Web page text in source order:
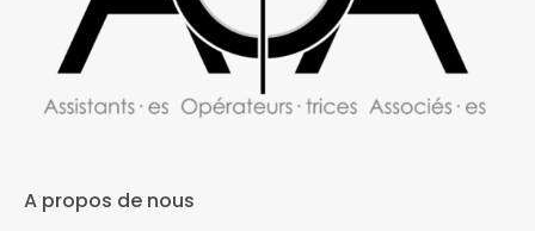
A propos de nous